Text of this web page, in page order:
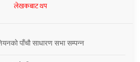
लेखकबाट थप
पाँचौ साधारण सभा सम्पन्न